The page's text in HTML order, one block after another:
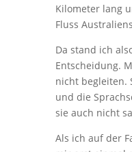
Kilometer lang
Fluss
Da stand ich
Entscheidung.
nicht begleiten.
und die
sie auch nicht
Als ich auf der